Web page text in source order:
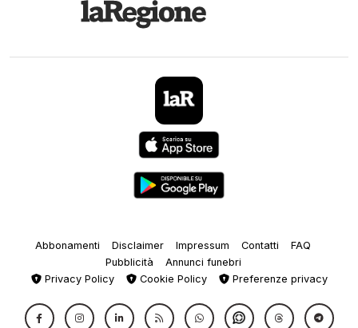
Abbonamenti Disclaimer Impressum Contatti
FAQ
Pubblicità
Annunci funebri
Privacy Policy
Cookie Policy Preferenze privacy